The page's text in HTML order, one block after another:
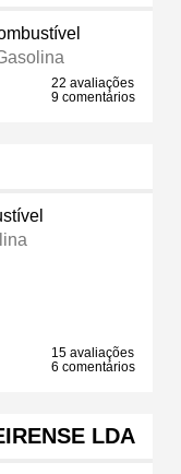
22 avaliações
9 comentários
15 avaliações
6 comentários
LDA